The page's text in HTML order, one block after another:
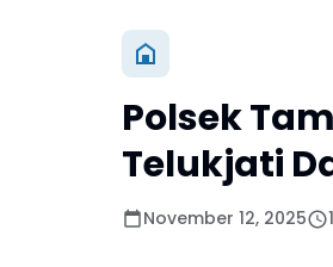
Polsek
Telukjati
November 12, 2025